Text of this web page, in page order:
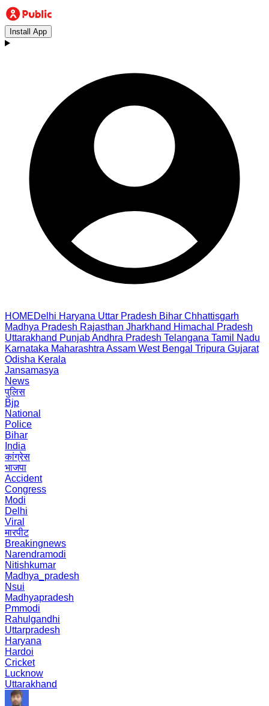
Install App
HOMEDelhi Haryana Uttar Pradesh Bihar Chhattisgarh
Madhya Pradesh Rajasthan Jharkhand Himachal Pradesh
Uttarakhand PunjabAndhra Pradesh Telangana Tamil Nadu
Karnataka Maharashtra Assam West Bengal Tripura Gujarat
Odisha Kerala
Jansamasya
News
पुलिस
Bjp
National
Police
Bihar
India
कांग्रेस
भाजपा
Accident
Congress
Modi
Delhi
Viral
मारपीट
Breakingnews
Narendramodi
Nitishkumar
Madhya_pradesh
Nsui
Madhyapradesh
Pmmodi
Rahulgandhi
Uttarpradesh
Haryana
Hardoi
Cricket
Lucknow
Uttarakhand